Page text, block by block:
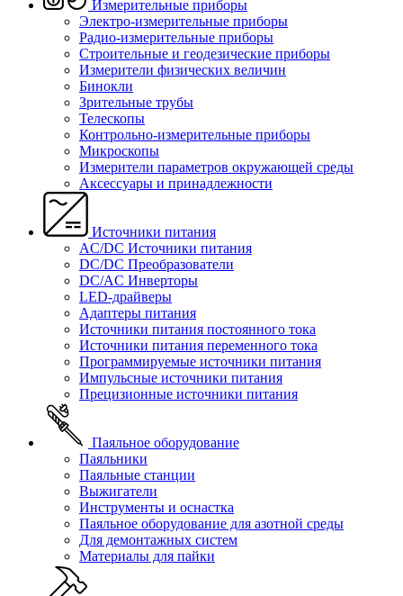
Измерительные приборы
Электро-измерительные приборы
Радио-измерительные приборы
Строительные и геодезические приборы
Измерители физических величин
Бинокли
Зрительные трубы
Телескопы
Контрольно-измерительные приборы
Микроскопы
Измерители параметров окружающей среды
Аксессуары и принадлежности
Источники питания
AC/DC Источники питания
DC/DC Преобразователи
DC/AC Инверторы
LED-драйверы
Адаптеры питания
Источники питания постоянного тока
Источники питания переменного тока
Программируемые источники питания
Импульсные источники питания
Прецизионные источники питания
Паяльное оборудование
Паяльники
Паяльные станции
Выжигатели
Инструменты и оснастка
Паяльное оборудование для азотной среды
Для демонтажных систем
Материалы для пайки